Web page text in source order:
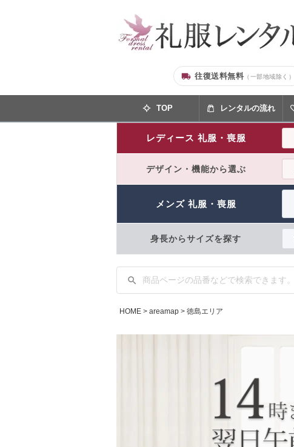
往復送料無料（一部地域除く）
TOP レンタルの流れ
レディース 礼服・喪服
デザイン・機能から選ぶ
メンズ 礼服・喪服
身長からサイズを探す
HOME areamap 徳島エリア